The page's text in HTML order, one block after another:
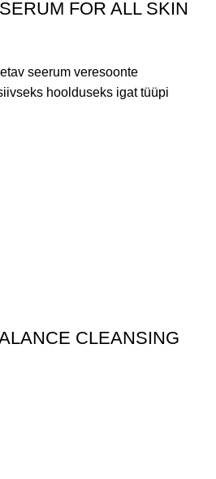
FOR ALL SKIN
seerum veresoonte
hoolduseks igat tüüpi
CLEANSING